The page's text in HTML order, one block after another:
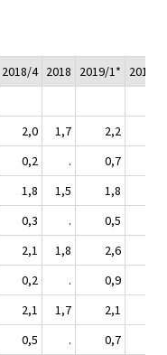
2018/4 2018 2019/1*
2019/
2,0 1,7 2,2
0,2 . 0,7
1,8 1,5 1,8
0,3 . 0,5
2,1 1,8 2,6
0,2 . 0,9
2,1 1,7 2,1
0,5 . 0,7